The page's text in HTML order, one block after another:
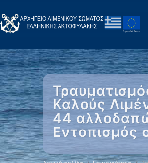
Καλούς
44
Εντοπισμός